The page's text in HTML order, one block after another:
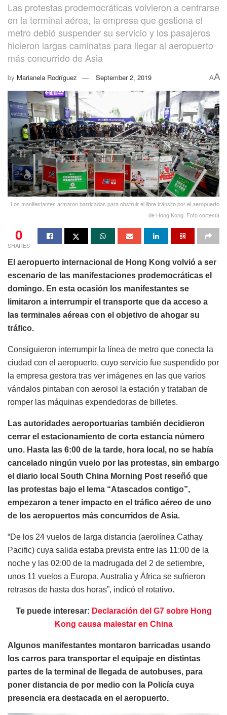
Las protestas prodemocráticas volvieron a centrarse
en la terminal aérea, la empresa que gestiona el
metro debió suspender su servicio y los pasajeros
hicieron largas caminatas para llegar al aeropuerto
más concurrido de Asia
by Marianela Rodríguez September 2, 2019 AA
Los manifestantes armaron barricadas para obstruir el libre tránsito por el aeropuerto
de Hong Kong. Foto cortesía
0
SHARES
El aeropuerto internacional de Hong Kong volvió a ser
escenario de las manifestaciones prodemocráticas el
domingo. En esta ocasión los manifestantes se
limitaron a interrumpir el transporte que da acceso a
las terminales aéreas con el objetivo de ahogar su
tráfico.
Consiguieron interrumpir la línea de metro que conecta la
ciudad con el aeropuerto, cuyo servicio fue suspendido por
la empresa gestora tras ver imágenes en las que varios
vándalos pintaban con aerosol la estación y trataban de
romper las máquinas expendedoras de billetes.
Las autoridades aeroportuarias también decidieron
cerrar el estacionamiento de corta estancia número
uno. Hasta las 6:00 de la tarde, hora local, no se había
cancelado ningún vuelo por las protestas, sin embargo
el diario local South China Morning Post reseñó que
las protestas bajo el lema “Atascados contigo”,
empezaron a tener impacto en el tráfico aéreo de uno
de los aeropuertos más concurridos de Asia.
“De los 24 vuelos de larga distancia (aerolínea Cathay
Pacific) cuya salida estaba prevista entre las 11:00 de la
noche y las 02:00 de la madrugada del 2 de setiembre,
unos 11 vuelos a Europa, Australia y África se sufrieron
retrasos de hasta dos horas”, indicó el rotativo.
Te puede interesar: Declaración del G7 sobre Hong
Kong causa malestar en China
Algunos manifestantes montaron barricadas usando
los carros para transportar el equipaje en distintas
partes de la terminal de llegada de autobuses, para
poner distancia de por medio con la Policía cuya
presencia era destacada en el aeropuerto.